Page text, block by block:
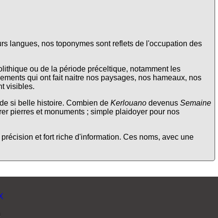
langues, nos toponymes sont reflets de l'occupation des
ou de la période préceltique, notamment les
qui ont fait naitre nos paysages, nos hameaux, nos
visibles.
si belle histoire. Combien de Kerlouano devenus Semaine
pierres et monuments ; simple plaidoyer pour nos
et fort riche d'information. Ces noms, avec une